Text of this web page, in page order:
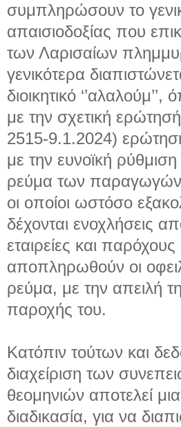
συμπληρώσουν το
απαισιοδοξίας που
των Λαρισαίων
γενικότερα
διοικητικό
με την σχετική
2515-9.1.2024)
με την ευνοϊκή ρύθμιση
ρεύμα των παραγωγών
οι οποίοι ωστόσο
δέχονται ενοχλήσεις
εταιρείες και
αποπληρωθούν οι
ρεύμα, με την απειλή
παροχής του.
Κατόπιν τούτων και
διαχείριση των
θεομηνιών αποτελεί
διαδικασία, για να